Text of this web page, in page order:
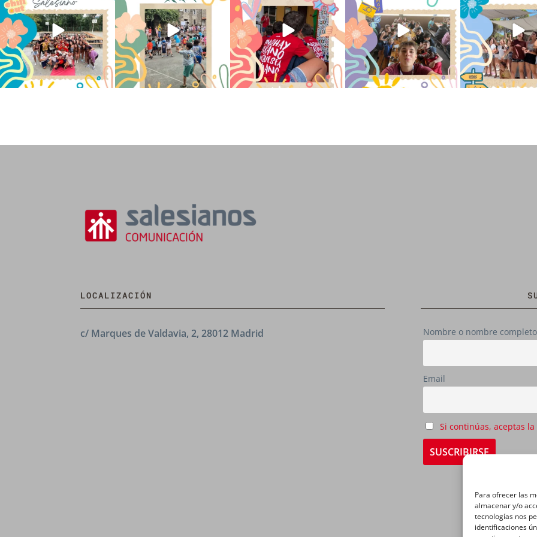
Para ofrecer las
almacenar y/o
tecnologías nos
identificaciones
145 2 93 0 194 0 91 2 251
LOCALIZACIÓN
c/ Marques de Valdavia, 2, 28012 Madrid Nombre o nombre completo
Email
Si continúas, aceptas